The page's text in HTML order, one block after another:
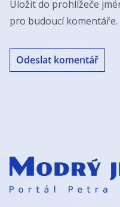
Uložit do prohlížeče
pro budoucí komentáře.
n